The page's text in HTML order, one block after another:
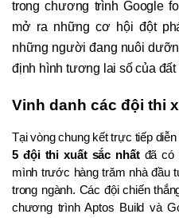
trong chương trình Google
mở ra những cơ hội đột
những người đang nuôi
định hình tương lai số của
Vinh danh các đội thi
5 đội thi xuất sắc nhất đã có
mình trước hàng trăm nhà đầu
trong ngành. Các đội chiến
chương trình Aptos Build và